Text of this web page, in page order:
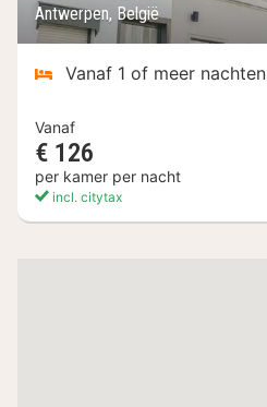
Antwerpen, België
Vanaf 1 of meer nachten
Vanaf
€ 126
per kamer per nacht
incl. citytax